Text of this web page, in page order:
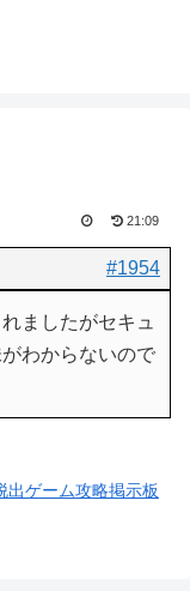
21:09
#1954
ましたがセキュ
わからないので
出ゲーム攻略掲示板